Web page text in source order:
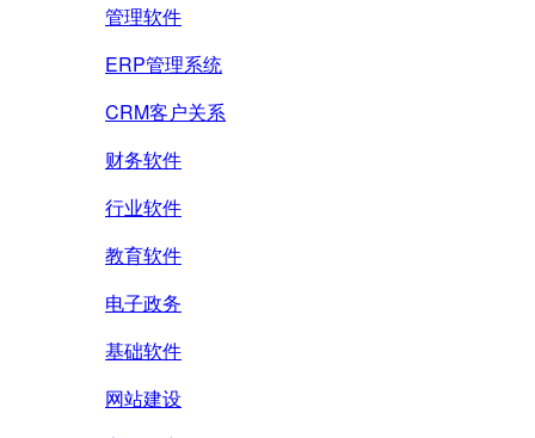
管理软件
ERP管理系统
CRM客户关系
财务软件
行业软件
教育软件
电子政务
基础软件
网站建设